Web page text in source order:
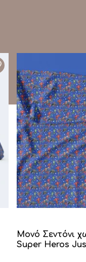
Μονό Σεντόνι
Super Heros